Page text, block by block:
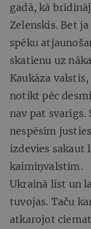
gadā, kā
Zelenskis. Bet
spēku
skatienu uz
Kaukāza
notikt pēc
nav pat svarīgs.
nespēsim
izdevies sakaut
kaimiņvalstīm.
Ukrainā līst un
tuvojas. Taču
atkarojot